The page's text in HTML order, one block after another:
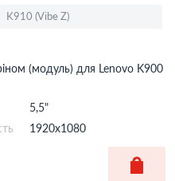
K910 (Vibe Z)
(модуль) для Lenovo K900
5,5"
1920x1080